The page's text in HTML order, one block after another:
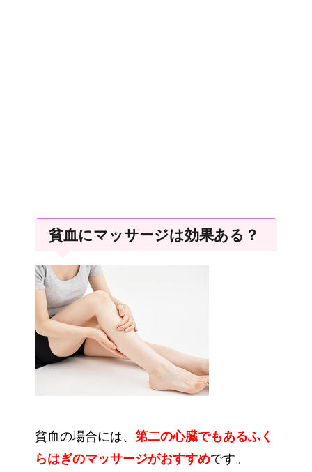
貧血にマッサージは効果ある？
貧血の場合には、 第二の心臓でもあるふく
らはぎのマッサージがおすすめです。